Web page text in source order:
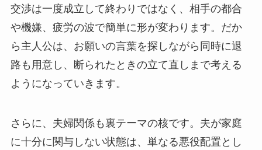
交渉は一度成立して終わりではなく、相手の都合
や機嫌、疲労の波で簡単に形が変わります。だか
ら主人公は、お願いの言葉を探しながら同時に退
路も用意し、断られたときの立て直しまで考える
ようになっていきます。
さらに、夫婦関係も裏テーマの核です。夫が家庭
に十分に関与しない状態は、単なる悪役配置とし